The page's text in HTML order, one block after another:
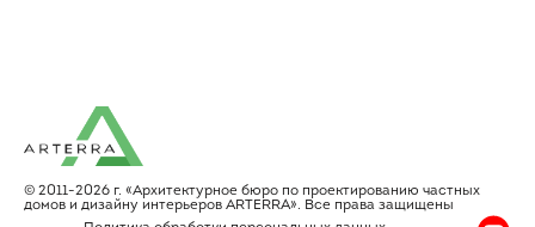
© 2011-2026 г. «Архитектурное бюро по проектированию частных
домов и дизайну интерьеров АRТЕRRA». Все права защищены